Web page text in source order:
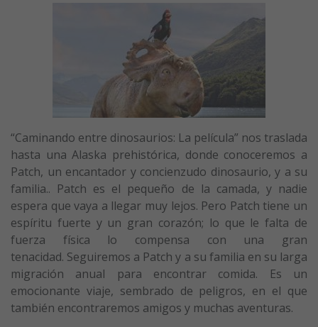
“Caminando entre dinosaurios: La película” nos traslada
hasta una Alaska prehistórica, donde conoceremos a
Patch, un encantador y concienzudo dinosaurio, y a su
familia.. Patch es el pequeño de la camada, y nadie
espera que vaya a llegar muy lejos. Pero Patch tiene un
espíritu fuerte y un gran corazón; lo que le falta de
fuerza física lo compensa con una gran
tenacidad. Seguiremos a Patch y a su familia en su larga
migración anual para encontrar comida. Es un
emocionante viaje, sembrado de peligros, en el que
también encontraremos amigos y muchas aventuras.